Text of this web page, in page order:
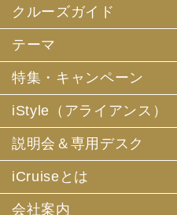
す。
個人情報について、本人確
す。
3. お客様個人情報の第三者へ
(1) 当社は、お申込みいただ
それらのサービスの受領の
保険の手続き上必要な範囲内
保険会社等に対し、お客様
話番号またはメールアドレ
クルーズガイド
テーマ
特集・キャンペーン
iStyle（アライアンス）
説明会＆専用デスク
iCruiseとは
会社案内